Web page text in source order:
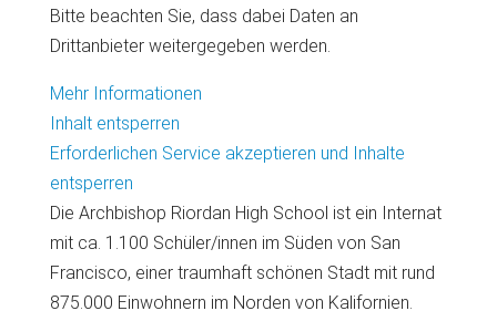
Bitte beachten Sie, dass dabei Daten an
Drittanbieter weitergegeben werden.
Mehr Informationen
Inhalt entsperren
Erforderlichen Service akzeptieren und Inhalte
entsperren
Die Archbishop Riordan High School ist ein Internat
mit ca. 1.100 Schüler/innen im Süden von San
Francisco, einer traumhaft schönen Stadt mit rund
875.000 Einwohnern im Norden von Kalifornien.